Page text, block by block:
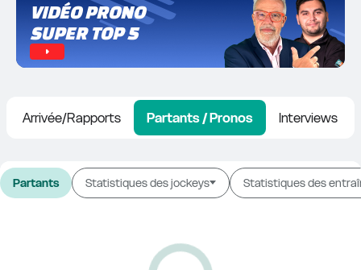
VIDÉO PRONO
SUPER TOP 5
Arrivée/Rapports Partants / Pronos Interviews
Partants Statistiques des jockeys Statistiques des